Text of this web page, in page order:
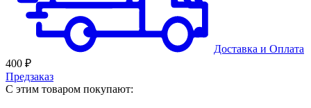
Доставка и Оплата
400 ₽
Предзаказ
С этим товаром покупают: